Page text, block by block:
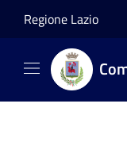
Regione Lazio